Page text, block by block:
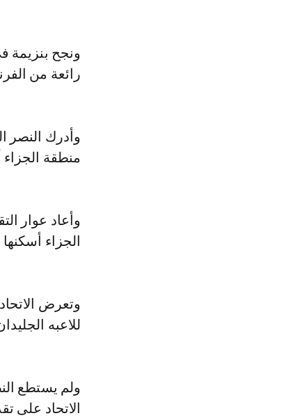
ونجح بنزيمة
رائعة من
وأدرك النصر
منطقة الجزاء
وأعاد عوار
الجزاء أسكنها
وتعرض
للاعبه الجليدان (49) بعد كرة مشتركة مع
ولم يستطع
الاتحاد على